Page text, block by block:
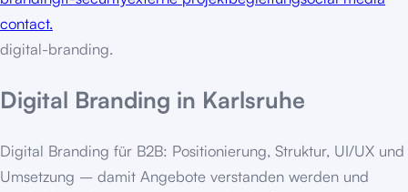
contact.
digital-branding.
Digital Branding in Karlsruhe
Digital Branding für B2B: Positionierung, Struktur, UI/UX und
Umsetzung – damit Angebote verstanden werden und